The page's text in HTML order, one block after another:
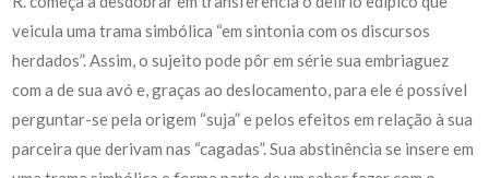
veicula uma trama simbólica “em sintonia com os discursos
herdados”. Assim, o sujeito pode pôr em série sua embriaguez
com a de sua avó e, graças ao deslocamento, para ele é possível
perguntar-se pela origem “suja” e pelos efeitos em relação à sua
parceira que derivam nas “cagadas”. Sua abstinência se insere em